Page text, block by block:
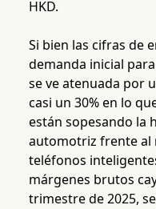
HKD.
Si bien las cifras de
demanda inicial
se ve atenuada por
casi un 30% en lo
están sopesando la
automotriz frente al
teléfonos
márgenes brutos
trimestre de 2025,